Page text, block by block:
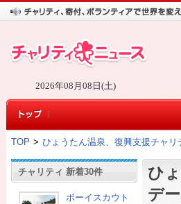
2026年08月08日(土)
TOP > ひょうたん温泉、復興支援チャリ
チャリティ 新着30件
ボーイスカウト
ひ
デ